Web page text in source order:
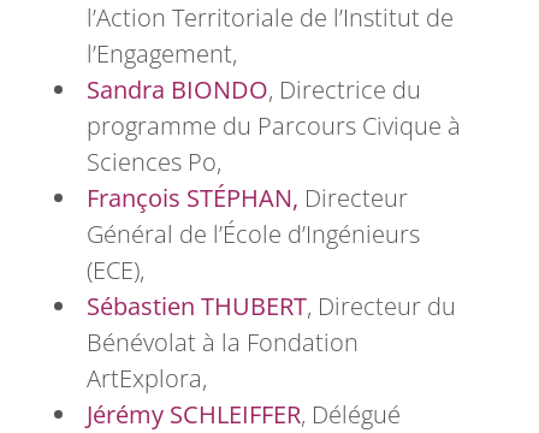
l’Action Territoriale de l’Institut de
l’Engagement,
Sandra BIONDO, Directrice du
programme du Parcours Civique à
Sciences Po,
François STÉPHAN, Directeur
Général de l’École d’Ingénieurs
(ECE),
Sébastien THUBERT, Directeur du
Bénévolat à la Fondation
ArtExplora,
Jérémy SCHLEIFFER, Délégué